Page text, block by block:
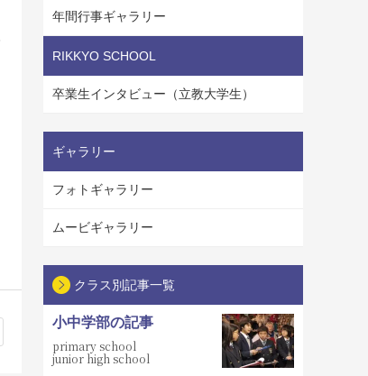
年間行事ギャラリー
RIKKYO SCHOOL
卒業生インタビュー（立教大学生）
ギャラリー
フォトギャラリー
ムービギャラリー
クラス別記事一覧
小中学部の記事
primary school
junior high school